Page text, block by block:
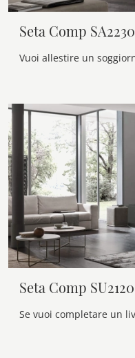
Seta Comp SA2230
Seta Comp SU2120